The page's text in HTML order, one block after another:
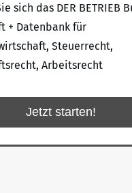
sich das DER BETRIEB
+ Datenbank für
Steuerrecht,
Arbeitsrecht
Jetzt starten!